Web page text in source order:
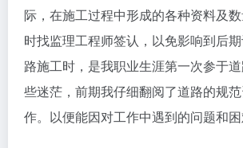
际，在施工过程中形成的各种资料及
时找监理工程师签认，以免影响到后
路施工时，是我职业生涯第一次参于
些迷茫，前期我仔细翻阅了道路的规
作。以便能因对工作中遇到的问题和困